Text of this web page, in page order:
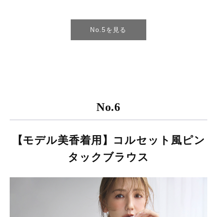
No.5を見る
No.6
【モデル美香着用】コルセット風ピン
タックブラウス